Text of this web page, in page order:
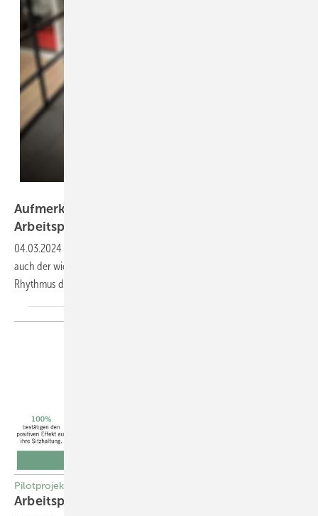
Aufmerksamer durch mehr Licht am
Arbeitsplatz?
04.03.2024
auch der wichtigste Zeitgeber für die Synchronisation des zirkadianen
Rhythmus des Menschen mit dem
Pilotprojekt
Arbeitsplatzergonomie neu